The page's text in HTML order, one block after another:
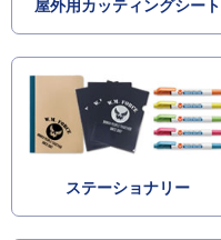
屋外用カッティングシート
ステーショナリー